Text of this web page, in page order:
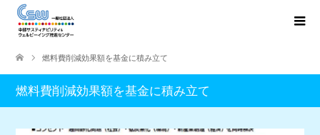
燃料費削減効果額を基金に積み立て
燃料費削減効果額を基金に積み立て